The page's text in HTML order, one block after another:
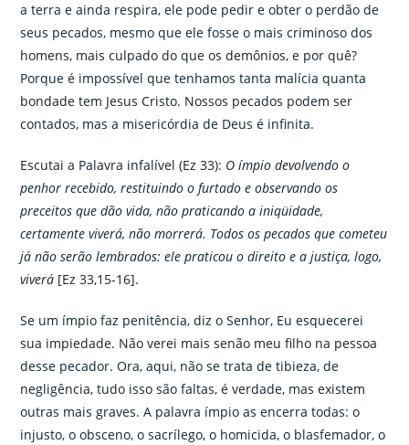
a terra e ainda respira, ele pode pedir e obter o perdão de
seus pecados, mesmo que ele fosse o mais criminoso dos
homens, mais culpado do que os demônios, e por quê?
Porque é impossível que tenhamos tanta malícia quanta
bondade tem Jesus Cristo. Nossos pecados podem ser
contados, mas a misericórdia de Deus é infinita.
Escutai a Palavra infalível (Ez 33): O ímpio devolvendo o
penhor recebido, restituindo o furtado e observando os
preceitos que dão vida, não praticando a iniqüidade,
certamente viverá, não morrerá. Todos os pecados que cometeu
já não serão lembrados: ele praticou o direito e a justiça, logo,
viverá [Ez 33,15-16].
Se um ímpio faz penitência, diz o Senhor, Eu esquecerei
sua impiedade. Não verei mais senão meu filho na pessoa
desse pecador. Ora, aqui, não se trata de tibieza, de
negligência, tudo isso são faltas, é verdade, mas existem
outras mais graves. A palavra ímpio as encerra todas: o
injusto, o obsceno, o sacrílego, o homicida, o blasfemador, o